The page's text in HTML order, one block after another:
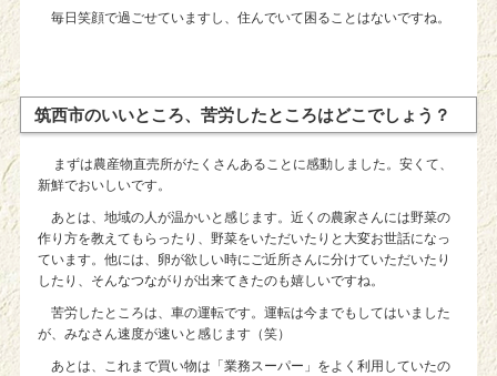
毎日笑顔で過ごせていますし、住んでいて困ることはないですね。
筑西市のいいところ、苦労したところはどこでしょう？
まずは農産物直売所がたくさんあることに感動しました。安くて、
新鮮でおいしいです。
あとは、地域の人が温かいと感じます。近くの農家さんには野菜の
作り方を教えてもらったり、野菜をいただいたりと大変お世話になっ
ています。他には、卵が欲しい時にご近所さんに分けていただいたり
したり、そんなつながりが出来てきたのも嬉しいですね。
苦労したところは、車の運転です。運転は今までもしてはいました
が、みなさん速度が速いと感じます（笑）
あとは、これまで買い物は「業務スーパー」をよく利用していたの